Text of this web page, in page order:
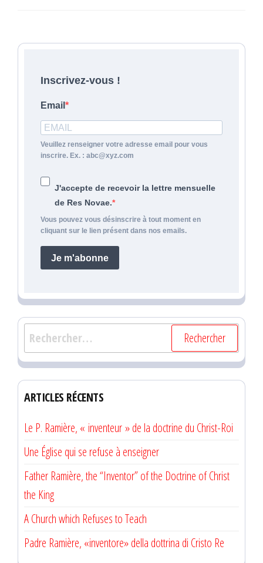
Inscrivez-vous !
Email
Veuillez renseigner votre adresse email pour vous
inscrire. Ex. : abc@xyz.com
J'accepte de recevoir la lettre mensuelle
de Res Novae.
Vous pouvez vous désinscrire à tout moment en
cliquant sur le lien présent dans nos emails.
Je m'abonne
Rechercher :
ARTICLES RÉCENTS
Le P. Ramière, « inventeur » de la doctrine du Christ-Roi
Une Église qui se refuse à enseigner
Father Ramière, the “Inventor” of the Doctrine of Christ
the King
A Church which Refuses to Teach
Padre Ramière, «inventore» della dottrina di Cristo Re